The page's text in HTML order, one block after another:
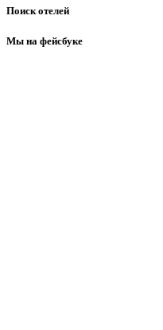
Поиск отелей
Мы на фейсбуке